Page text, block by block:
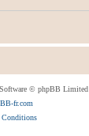
© phpBB Limited
fr.com
Conditions